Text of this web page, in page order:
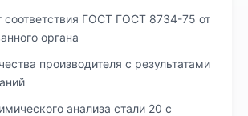
соответствия ГОСТ ГОСТ 8734-75 от
органа
производителя с результатами
анализа стали 20 с